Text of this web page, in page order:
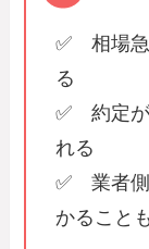
✅ 相場急
る
✅ 約定が
れる
✅ 業者側
かること